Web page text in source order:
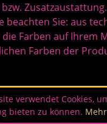
beachten Sie: aus
Farben auf Ihrem
Farben der
verwendet Cookies,
bieten zu können.